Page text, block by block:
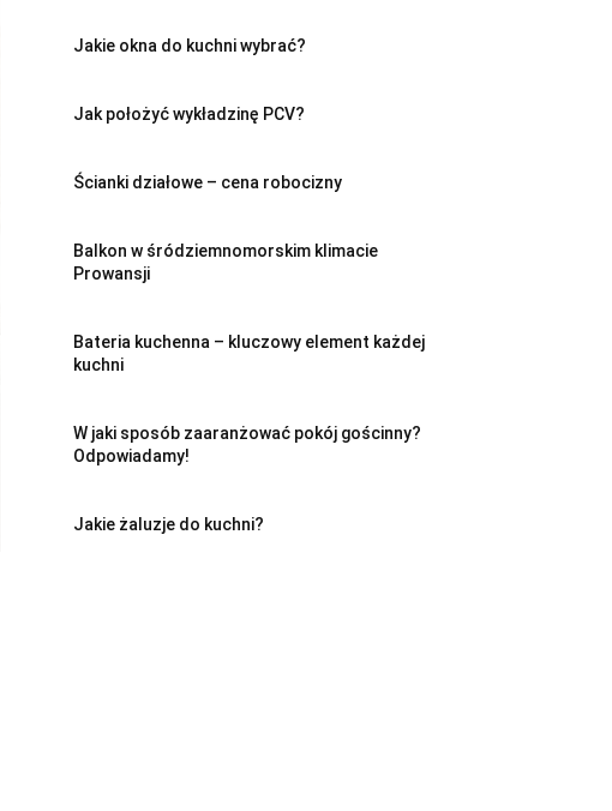
Jakie okna do kuchni wybrać?
Jak położyć wykładzinę PCV?
Ścianki działowe – cena robocizny
Balkon w śródziemnomorskim klimacie
Prowansji
Bateria kuchenna – kluczowy element każdej
kuchni
W jaki sposób zaaranżować pokój gościnny?
Odpowiadamy!
Jakie żaluzje do kuchni?